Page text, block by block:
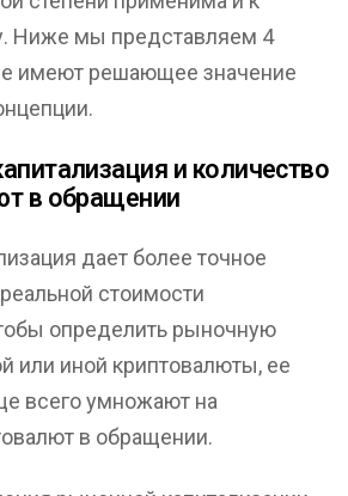
Ниже мы представляем 4
имеют решающее значение
и количество
в обращении
дает более точное
стоимости
определить рыночную
или иной криптовалюты, ее
всего умножают на
в обращении.